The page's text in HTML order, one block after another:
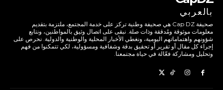
بالعربي
صحيفة Cap DZ هي صحيفة وطنية تركز على خدمة المجتمع، ملتزمة بتقديم
معلومات موثوقة ومُدققة وذات صلة. نبقى على اتصال وثيق بالمواطنين، ونتابع
شؤونهم واهتماماتهم اليومية، ونغطي الأخبار المحلية والوطنية والدولية. نحرص على
إجراء كل مقال أو تقرير أو تحقيق بدقة وشفافية ومسؤولية، لكي تتمكنوا من فهم
وتحليل ومشاركة فعّالة في حياة مجتمعنا.